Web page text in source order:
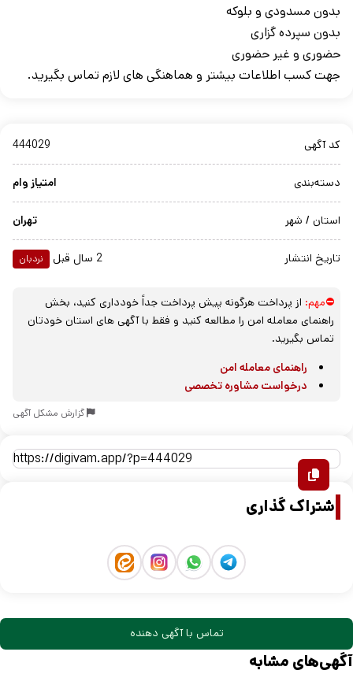
بدون مسدودی و بلوکه
بدون سپرده گزاری
حضوری و غیر حضوری
جهت کسب اطلاعات بیشتر و هماهنگی های لازم تماس بگیرید.
کد آگهی 444029
دسته‌بندی امتیاز وام
استان / شهر تهران
تاریخ انتشار 2 سال قبل نردبان
⛔مهم: از پرداخت هرگونه پیش پرداخت جداً خودداری کنید، بخش
راهنمای معامله امن را مطالعه کنید و فقط با آگهی های استان خودتان
تماس بگیرید.
راهنمای معامله امن
درخواست مشاوره تخصصی
گزارش مشکل آگهی
اشتراک گذاری
تماس با آگهی دهنده
آگهی‌های مشابه